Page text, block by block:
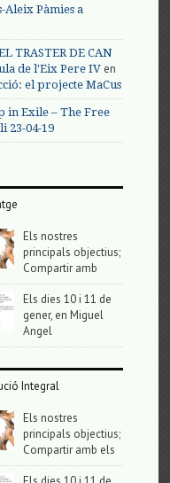
Aleix Pàmies a
TRASTER DE CAN
de l'Eix Pere IV en
el projecte MaCus
in Exile – The Free
23-04-19
Els nostres
principals objectius;
Compartir amb
Els dies 10 i 11 de
gener, en Miguel
Angel
Integral
Els nostres
principals objectius;
Compartir amb els